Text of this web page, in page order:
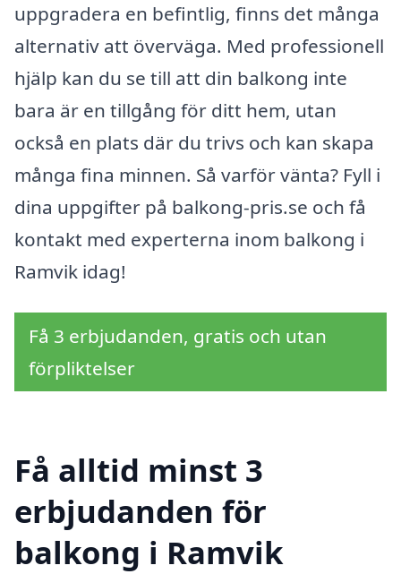
uppgradera en befintlig, finns det många
alternativ att överväga. Med professionell
hjälp kan du se till att din balkong inte
bara är en tillgång för ditt hem, utan
också en plats där du trivs och kan skapa
många fina minnen. Så varför vänta? Fyll i
dina uppgifter på balkong-pris.se och få
kontakt med experterna inom balkong i
Ramvik idag!
Få 3 erbjudanden, gratis och utan
förpliktelser
Få alltid minst 3
erbjudanden för
balkong i Ramvik